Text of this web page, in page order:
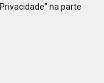
na parte